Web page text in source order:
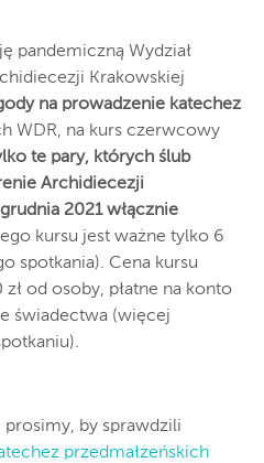
pandemiczną Wydział
Krakowskiej
na prowadzenie katechez
WDR, na kurs czerwcowy
te pary, których ślub
Archidiecezji
2021 włącznie
kursu jest ważne tylko 6
spotkania). Cena kursu
od osoby, płatne na konto
świadectwa (więcej
prosimy, by sprawdzili
przedmałżeńskich